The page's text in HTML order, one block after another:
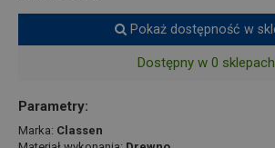
Pokaż dostępność w
Dostępny w 0 sklepach
Parametry:
Marka: Classen